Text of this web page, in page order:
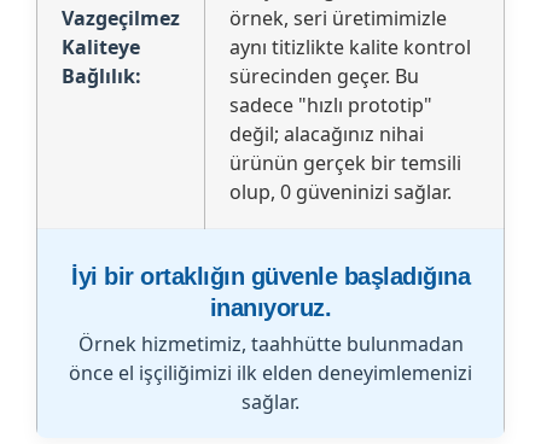
Vazgeçilmez
Kaliteye
Bağlılık:
örnek, seri üretimimizle
aynı titizlikte kalite kontrol
sürecinden geçer. Bu
sadece "hızlı prototip"
değil; alacağınız nihai
ürünün gerçek bir temsili
olup, 0 güveninizi sağlar.
İyi bir ortaklığın güvenle başladığına
inanıyoruz.
Örnek hizmetimiz, taahhütte bulunmadan
önce el işçiliğimizi ilk elden deneyimlemenizi
sağlar.